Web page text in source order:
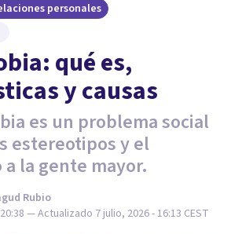
personales
qué es,
y causas
es un problema social
estereotipos y el
la gente mayor.
Rubio
— Actualizado 7 julio, 2026 - 16:13 CEST